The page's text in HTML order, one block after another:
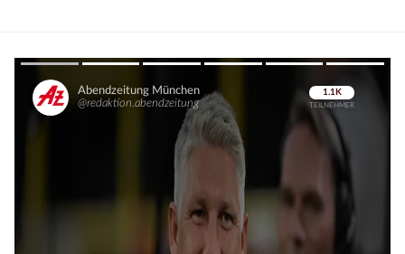
Überspringen